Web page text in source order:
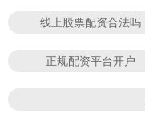
线上股票配资合法吗
正规配资平台开户